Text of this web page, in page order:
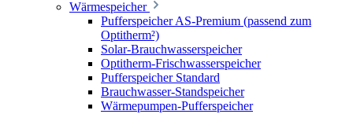
Wärmespeicher
Pufferspeicher AS-Premium (passend zum
Optitherm²)
Solar-Brauchwasserspeicher
Optitherm-Frischwasserspeicher
Pufferspeicher Standard
Brauchwasser-Standspeicher
Wärmepumpen-Pufferspeicher